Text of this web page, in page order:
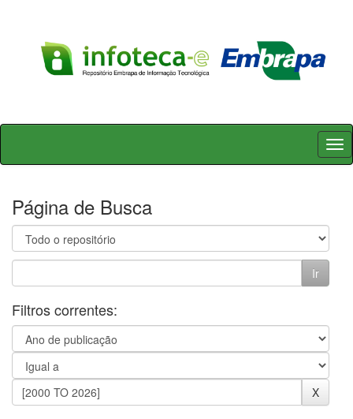
Skip
Página de Busca
Filtros correntes: